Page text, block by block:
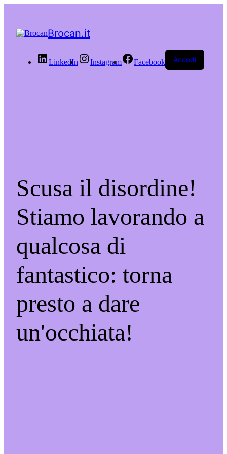
Brocan.it
LinkedIn Instagram Facebook Accedi
Scusa il disordine!
Stiamo lavorando a
qualcosa di
fantastico: torna
presto a dare
un'occhiata!